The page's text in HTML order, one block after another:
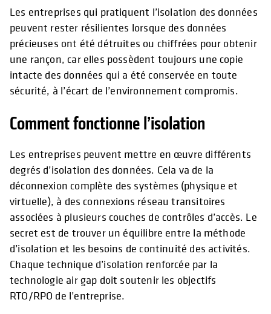
Les entreprises qui pratiquent l’isolation des données
peuvent rester résilientes lorsque des données
précieuses ont été détruites ou chiffrées pour obtenir
une rançon, car elles possèdent toujours une copie
intacte des données qui a été conservée en toute
sécurité, à l’écart de l’environnement compromis.
Comment fonctionne l’isolation
Les entreprises peuvent mettre en œuvre différents
degrés d’isolation des données. Cela va de la
déconnexion complète des systèmes (physique et
virtuelle), à des connexions réseau transitoires
associées à plusieurs couches de contrôles d’accès. Le
secret est de trouver un équilibre entre la méthode
d’isolation et les besoins de continuité des activités.
Chaque technique d’isolation renforcée par la
technologie air gap doit soutenir les objectifs
RTO/RPO de l’entreprise.